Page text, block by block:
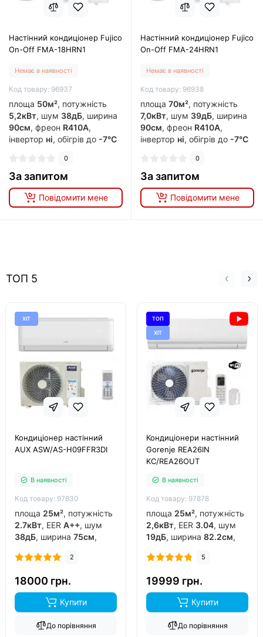
Настінний кондиціонер Fujico
On-Off FMA-18HRN1
Немає в наявності
Код товару: 96937
площа 50м², потужність
5,2кВт, шум 38дБ, ширина
90см, фреон R410A,
інвертор ні, обігрів до -7°C
0
За запитом
Повідомити мене
Настінний кондиціонер Fujico
On-Off FMA-24HRN1
Немає в наявності
Код товару: 96938
площа 70м², потужність
7,0кВт, шум 39дБ, ширина
90см, фреон R410A,
інвертор ні, обігрів до -7°C
0
За запитом
Повідомити мене
ТОП 5
ХІТ
Кондиціонер настінний
AUX ASW/AS-H09FFR3DI
В наявності
Код товару: 97830
площа 25м², потужність
2.7кВт, EER A++, шум
38дБ, ширина 75см,
китай, інвертор
2
18000 грн.
Купити
До порівняння
ТОП
ХІТ
Кондиціонери настінний
Gorenje REA26IN
KC/REA26OUT
В наявності
Код товару: 97878
площа 25м², потужність
2,6кВт, EER 3.04, шум
19дБ, ширина 82.2см,
китай, інвертор
5
19999 грн.
Купити
До порівняння